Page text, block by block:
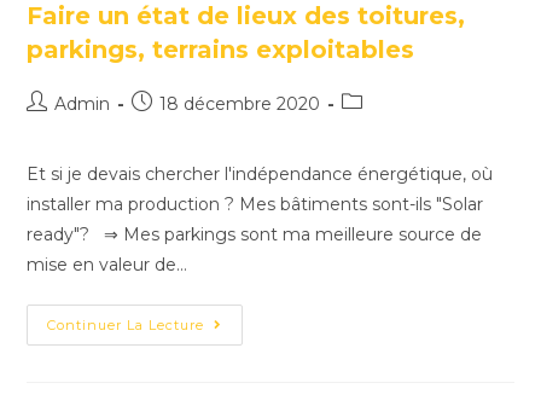
Faire un état de lieux des toitures,
parkings, terrains exploitables
Admin 18 décembre 2020
Et si je devais chercher l'indépendance énergétique, où
installer ma production ? Mes bâtiments sont-ils "Solar
ready"? ⇒ Mes parkings sont ma meilleure source de
mise en valeur de…
Continuer La Lecture